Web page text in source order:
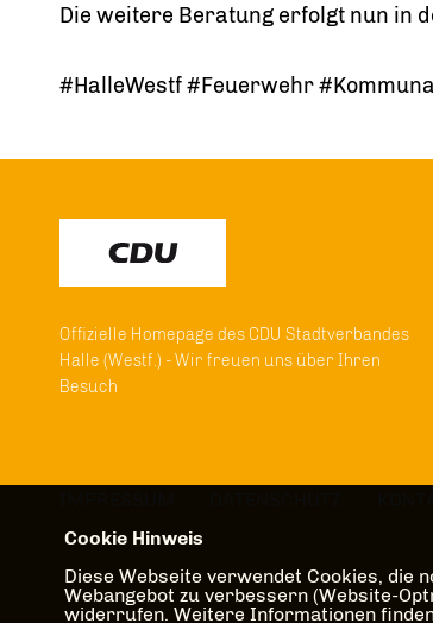
Die weitere Beratung erfolgt nun in
#HalleWestf #Feuerwehr
Offizielle Homepage des CDU Stadtverbandes
Halle (Westf.) - Wir freuen uns über Ihren
Besuch
Cookie Hinweis
Diese Webseite verwendet Cookies, die
Webangebot zu verbessern (Website-
widerrufen. Weitere Informationen